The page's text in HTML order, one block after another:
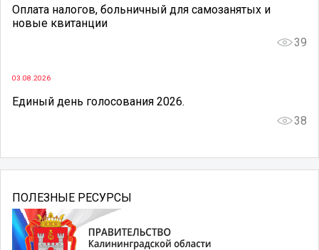
Оплата налогов, больничный для самозанятых и
новые квитанции
39
03.08.2026
Единый день голосования 2026.
38
ПОЛЕЗНЫЕ РЕСУРСЫ